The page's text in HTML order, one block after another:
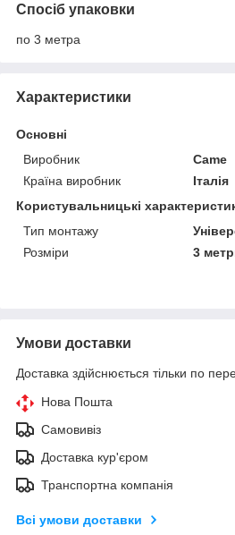
Спосіб упаковки
по 3 метра
Характеристики
Основні
Виробник
Came
Країна виробник
Італія
Користувальницькі
Тип монтажу
Розміри
3
Умови доставки
Доставка здійснюється тільки по
Нова Пошта
Самовивіз
Доставка кур'єром
Транспортна компанія
Всі умови доставки